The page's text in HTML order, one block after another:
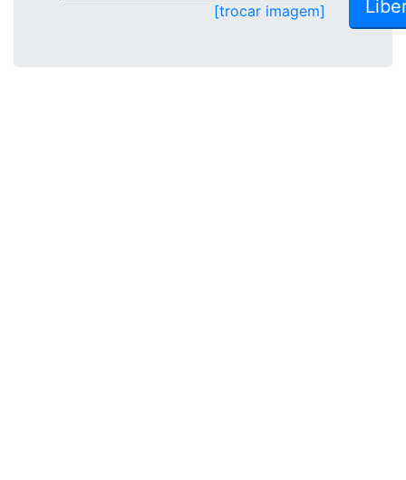
[trocar imagem]